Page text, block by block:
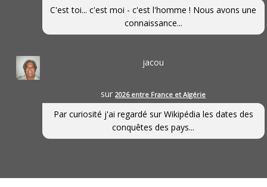
C'est toi... c'est moi - c'est l'homme ! Nous avons une
connaissance...
jacou
sur2026 entre France et Algérie
Par curiosité j'ai regardé sur Wikipédia les dates des
conquêtes des pays...